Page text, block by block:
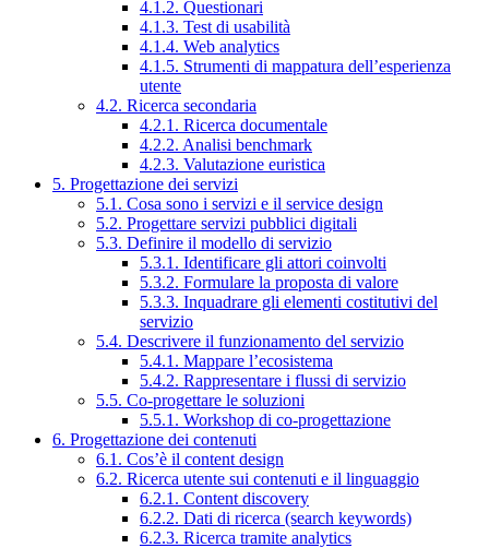
4.1.2. Questionari
4.1.3. Test di usabilità
4.1.4. Web analytics
4.1.5. Strumenti di mappatura dell’esperienza
utente
4.2. Ricerca secondaria
4.2.1. Ricerca documentale
4.2.2. Analisi benchmark
4.2.3. Valutazione euristica
5. Progettazione dei servizi
5.1. Cosa sono i servizi e il service design
5.2. Progettare servizi pubblici digitali
5.3. Definire il modello di servizio
5.3.1. Identificare gli attori coinvolti
5.3.2. Formulare la proposta di valore
5.3.3. Inquadrare gli elementi costitutivi del
servizio
5.4. Descrivere il funzionamento del servizio
5.4.1. Mappare l’ecosistema
5.4.2. Rappresentare i flussi di servizio
5.5. Co-progettare le soluzioni
5.5.1. Workshop di co-progettazione
6. Progettazione dei contenuti
6.1. Cos’è il content design
6.2. Ricerca utente sui contenuti e il linguaggio
6.2.1. Content discovery
6.2.2. Dati di ricerca (search keywords)
6.2.3. Ricerca tramite analytics